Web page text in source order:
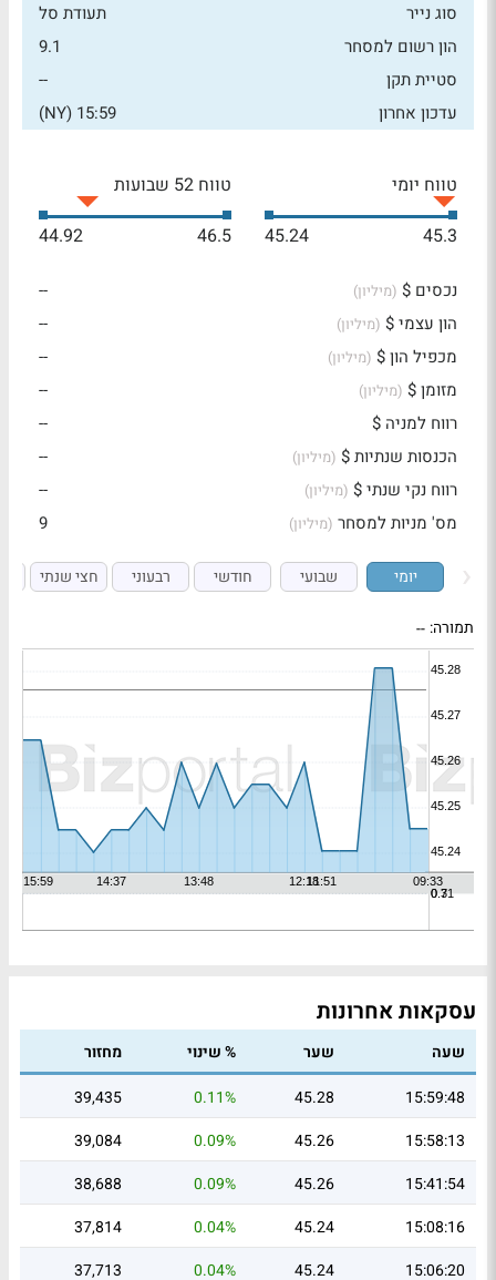
סוג נייר
תעודת סל
הון רשום למסחר
9.1
סטיית תקן
--
עדכון אחרון
15:59 (NY)
טווח יומי
45.3
45.24
טווח 52 שבועות
46.5
44.92
נכסים $ (מיליון)
--
הון עצמי $ (מיליון)
--
מכפיל הון $ (מיליון)
--
מזומן $ (מיליון)
--
רווח למניה $
--
הכנסות שנתיות $ (מיליון)
--
רווח נקי שנתי $ (מיליון)
--
מס' מניות למסחר (מיליון) 9
יומי שבועי חודשי רבעוני חצי שנתי
תמורה: --
עסקאות אחרונות
שעה שער % שינוי
מחזור
15:59:48
45.28
0.11%
39,435
15:58:13
45.26
0.09%
39,084
15:41:54
45.26
0.09%
38,688
15:08:16
45.24
0.04%
37,814
15:06:20
45.24
0.04%
37,713